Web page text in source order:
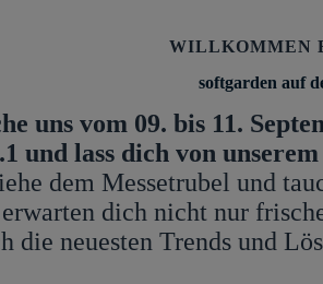
WILLKOMMEN
softgarden auf
uns vom 09. bis 11.
und lass dich von
dem Messetrubel und
dich nicht nur
die neuesten Trends und